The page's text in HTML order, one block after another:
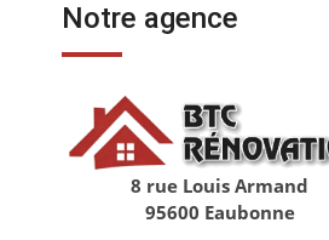
Notre agence
8 rue Louis Armand
95600 Eaubonne